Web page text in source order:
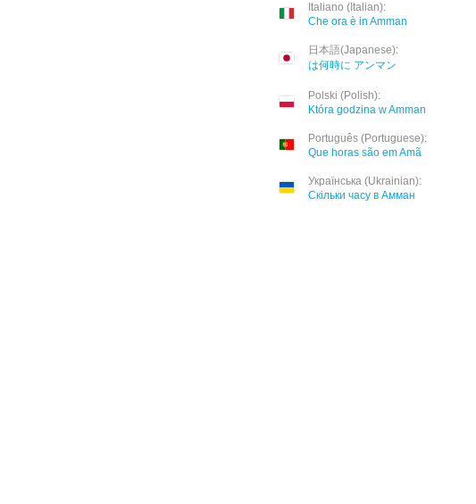
Italiano (Italian):
Che ora è in Amman
日本語(Japanese):
は何時に アンマン
Polski (Polish):
Która godzina w Amman
Português (Portuguese):
Que horas são em Amã
Українська (Ukrainian):
Скільки часу в Амман